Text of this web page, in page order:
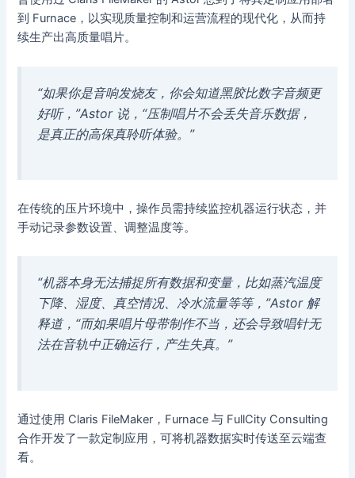
到 Furnace，以实现质量控制和运营流程的现代化，从而持
续生产出高质量唱片。
“如果你是音响发烧友，你会知道黑胶比数字音频更
好听，”Astor 说，“压制唱片不会丢失音乐数据，
是真正的高保真聆听体验。”
在传统的压片环境中，操作员需持续监控机器运行状态，并
手动记录参数设置、调整温度等。
“机器本身无法捕捉所有数据和变量，比如蒸汽温度
下降、湿度、真空情况、冷水流量等等，”Astor 解
释道，“而如果唱片母带制作不当，还会导致唱针无
法在音轨中正确运行，产生失真。”
通过使用 Claris FileMaker，Furnace 与 FullCity Consulting
合作开发了一款定制应用，可将机器数据实时传送至云端查
看。